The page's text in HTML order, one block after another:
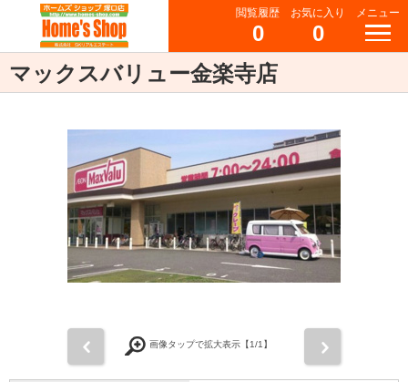
閲覧履歴
0
お気に入り
0
メニュー
マックスバリュー金楽寺店
画像タップで拡大表示【1/1】